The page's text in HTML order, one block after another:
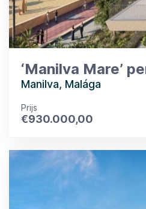
‘Manilva Mare’
Manilva, Malága
Prijs
€930.000,00